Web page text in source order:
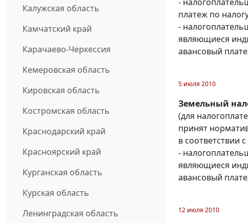
Калужская область
Камчатский край
Карачаево-Черкессия
Кемеровская область
Кировская область
Костромская область
Краснодарский край
Красноярский край
Курганская область
Курская область
Ленинградская область
платеж по
-
являющиеся
авансовый
5 июля 2010
Земельный
(для
принят
в соответствии
-
являющиеся
авансовый
12 июля 2010